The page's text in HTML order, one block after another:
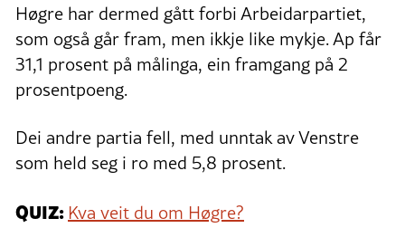
Høgre har dermed gått forbi Arbeidarpartiet,
som også går fram, men ikkje like mykje. Ap får
31,1 prosent på målinga, ein framgang på 2
prosentpoeng.
Dei andre partia fell, med unntak av Venstre
som held seg i ro med 5,8 prosent.
QUIZ: Kva veit du om Høgre?